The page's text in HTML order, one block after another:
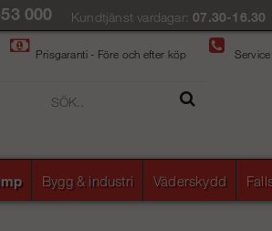
000 Kundtjänst vardagar:07.30-16.30
Prisgaranti - Före och efter köp
Bygg & industri Väderskydd